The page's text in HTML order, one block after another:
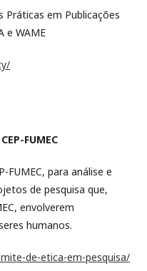
Práticas em Publicações
e WAME
FUMEC
FUMEC, para análise e
de pesquisa que,
envolverem
humanos.
de-etica-em-pesquisa/